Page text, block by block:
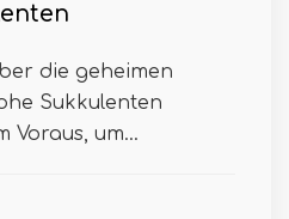
die geheimen
Sukkulenten
Voraus, um...